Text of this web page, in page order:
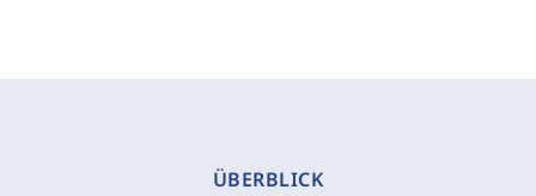
ÜBERBLICK